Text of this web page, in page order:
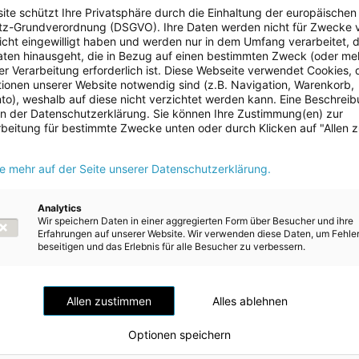
auch bei der Wärmeerzeugung das Land der erneuerbaren
der Raumwärme in unserem Bundesland stammen aus
dieses neue Biomasseheizwerk leisten einen wichtigen
aus fossilen Energien in Oberösterreich weiter zu beschleunigen.
Energie AG OÖ erweist sich damit einmal mehr als
bei der Energiewende in Oberösterreich“, so Energie AG-
Markus Achleitner in seiner Festrede vor Ort.
Riedersbach schaffen wir eine verlässliche,
für die Region. Damit leisten wir nicht nur einen
Klimaschutz, sondern stärken zugleich die
und Kunden. Für die Spitzenlastabdeckung setzen wir künftig auf
Rohstoffen zur vollständigen Dekarbonisierung des
sagt Energie AG-CTO Alexander Kirchner.
für nachhaltige Wärme
in den Gemeinden Ostermiething und St. Pantaleon
Prozent mit nachhaltiger Fernwärme aus regionaler Biomasse
des neuen Heizwerks ist ein Biomassekessel mit einer
von 5 MW, kombiniert mit modernster Rauchgasreinigung
Technik. Ergänzt wird die Anlage durch einen
schützt Ihre Privatsphäre durch die Einhaltung der europäischen
Grundverordnung (DSGVO). Ihre Daten werden nicht für Zwecke
eingewilligt haben und werden nur in dem Umfang verarbeitet,
hinausgeht, die in Bezug auf einen bestimmten Zweck (oder
Verarbeitung erforderlich ist. Diese Webseite verwendet Cookies,
unserer Website notwendig sind (z.B. Navigation, Warenkorb,
weshalb auf diese nicht verzichtet werden kann. Eine
der Datenschutzerklärung. Sie können Ihre Zustimmung(en) zur
für bestimmte Zwecke unten oder durch Klicken auf "Allen
mehr auf der Seite unserer Datenschutzerklärung.
Analytics
Wir speichern Daten in einer aggregierten Form über Besucher und ihre
Erfahrungen auf unserer Website. Wir verwenden diese Daten, um
beseitigen und das Erlebnis für alle Besucher zu verbessern.
Allen zustimmen Alles ablehnen
Optionen speichern